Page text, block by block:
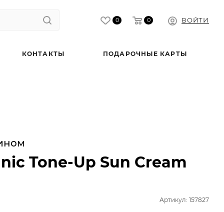
0 0 ВОЙТИ
КОНТАКТЫ ПОДАРОЧНЫЕ КАРТЫ
Tone-Up Sun Cream
Артикул: 157827